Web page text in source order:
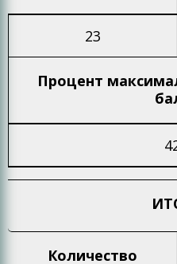
23
Процент
Количество